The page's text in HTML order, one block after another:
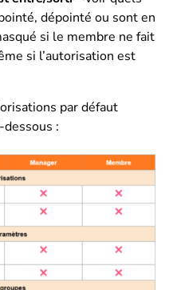
dépointé ou sont en
si le membre ne fait
si l’autorisation est
par défaut
: